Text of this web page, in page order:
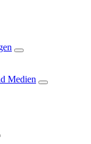
Medien